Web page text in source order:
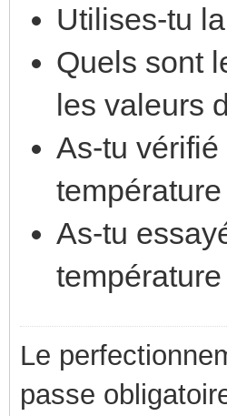
Utilises-tu
Quels sont
les valeurs
As-tu
As-tu
Le
passe